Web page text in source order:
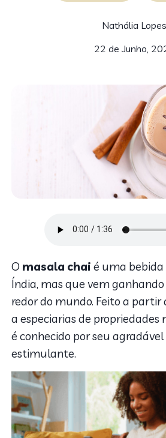
Nathália Lopes
22 de Junho,
O masala chai é uma
Índia, mas que vem
redor do mundo. Feito a partir
a especiarias de propriedades
é conhecido por seu
estimulante.